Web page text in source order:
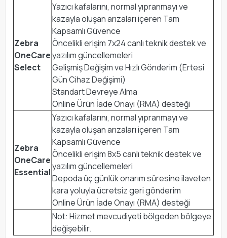
Zebra
OneCare
Select
Yazıcı kafalarını, normal yıpranmayı ve
kazayla oluşan arızaları içeren Tam
Kapsamlı Güvence
Öncelikli erişim 7x24 canlı teknik destek ve
yazılım güncellemeleri
Gelişmiş Değişim ve Hızlı Gönderim (Ertesi
Gün Cihaz Değişimi)
Standart Devreye Alma
Online Ürün İade Onayı (RMA) desteği
Zebra
OneCare
Essential
Yazıcı kafalarını, normal yıpranmayı ve
kazayla oluşan arızaları içeren Tam
Kapsamlı Güvence
Öncelikli erişim 8x5 canlı teknik destek ve
yazılım güncellemeleri
Depoda üç günlük onarım süresine ilaveten
kara yoluyla ücretsiz geri gönderim
Online Ürün İade Onayı (RMA) desteği
Not: Hizmet mevcudiyeti bölgeden bölgeye
değişebilir.